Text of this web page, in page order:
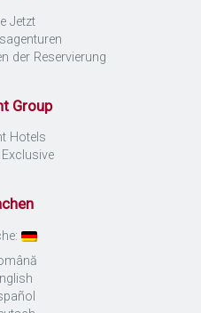
Jetzt
der Reservierung
Group
Hotels